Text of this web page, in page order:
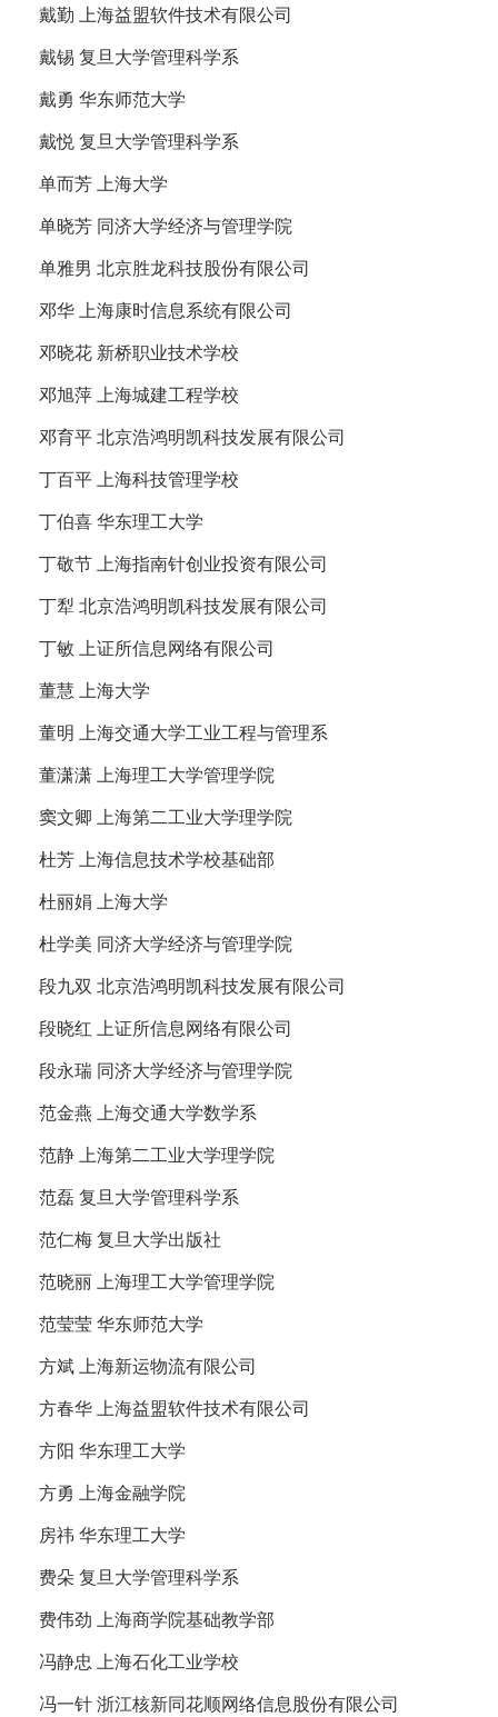
戴勤 上海益盟软件技术有限公司
戴锡 复旦大学管理科学系
戴勇 华东师范大学
戴悦 复旦大学管理科学系
单而芳 上海大学
单晓芳 同济大学经济与管理学院
单雅男 北京胜龙科技股份有限公司
邓华 上海康时信息系统有限公司
邓晓花 新桥职业技术学校
邓旭萍 上海城建工程学校
邓育平 北京浩鸿明凯科技发展有限公司
丁百平 上海科技管理学校
丁伯喜 华东理工大学
丁敬节 上海指南针创业投资有限公司
丁犁 北京浩鸿明凯科技发展有限公司
丁敏 上证所信息网络有限公司
董慧 上海大学
董明 上海交通大学工业工程与管理系
董潇潇 上海理工大学管理学院
窦文卿 上海第二工业大学理学院
杜芳 上海信息技术学校基础部
杜丽娟 上海大学
杜学美 同济大学经济与管理学院
段九双 北京浩鸿明凯科技发展有限公司
段晓红 上证所信息网络有限公司
段永瑞 同济大学经济与管理学院
范金燕 上海交通大学数学系
范静 上海第二工业大学理学院
范磊 复旦大学管理科学系
范仁梅 复旦大学出版社
范晓丽 上海理工大学管理学院
范莹莹 华东师范大学
方斌 上海新运物流有限公司
方春华 上海益盟软件技术有限公司
方阳 华东理工大学
方勇 上海金融学院
房祎 华东理工大学
费朵 复旦大学管理科学系
费伟劲 上海商学院基础教学部
冯静忠 上海石化工业学校
冯一针 浙江核新同花顺网络信息股份有限公司